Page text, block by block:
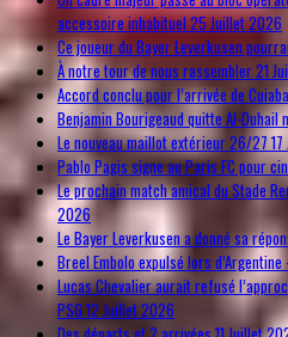
accessoire inhabituel25 Juillet 2026
Ce joueur du Bayer Leverkusen
À notre tour de nous rassembler21
Accord conclu pour l’arrivée de
Benjamin Bourigeaud quitte Al-Duhail
Le nouveau maillot extérieur 26/27
Pablo Pagis signe au Paris FC pour
Le prochain match amical du Stade
2026
Le Bayer Leverkusen a donné sa
Breel Embolo expulsé lors d’Argentine
Lucas Chevalier aurait refusé
PSG 12 Juillet 2026